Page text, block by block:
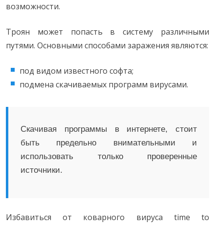
возможности.
Троян может попасть в систему различными
путями. Основными способами заражения являются:
под видом известного софта;
подмена скачиваемых программ вирусами.
Скачивая программы в интернете, стоит
быть предельно внимательными и
использовать только проверенные
источники.
Избавиться от коварного вируса time to